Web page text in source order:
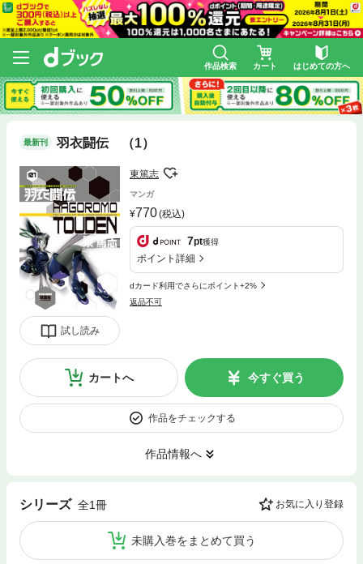
作品検索 カート はじめての方へ
最新刊 羽衣闘伝 （1）
試し読み
東篤志
マンガ
770(税込)
7pt獲得
ポイント詳細
dカード利用でさらにポイント+2%
返品不可
カートへ 今すぐ買う
作品をチェックする
作品情報へ
シリーズ 全1冊 お気に入り登録
未購入巻をまとめて買う